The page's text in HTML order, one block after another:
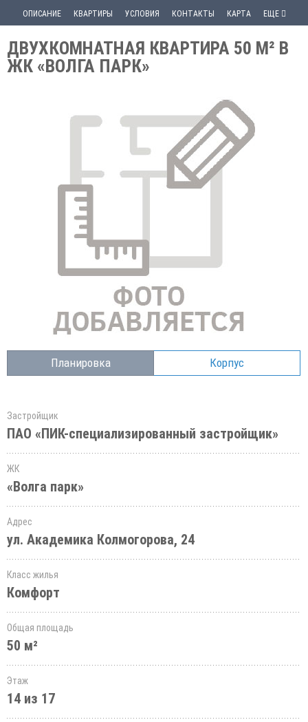
ОПИСАНИЕ КВАРТИРЫ УСЛОВИЯ КОНТАКТЫ КАРТА ЕЩЕ
ДВУХКОМНАТНАЯ КВАРТИРА 50 М² В
ЖК «ВОЛГА ПАРК»
Планировка Корпус
Застройщик
ПАО «ПИК-специализированный застройщик»
ЖК
«Волга парк»
Адрес
ул. Академика Колмогорова, 24
Класс жилья
Комфорт
Общая площадь
50 м²
Этаж
14 из 17